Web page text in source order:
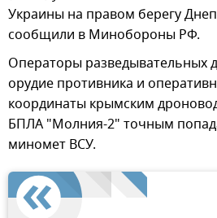
Украины на правом берегу
сообщили в Минобороны РФ.
Операторы разведывательных
орудие противника и
координаты крымским
БПЛА "Молния-2" точным
миномет ВСУ.